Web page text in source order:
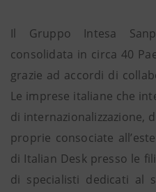
Il Gruppo Intesa
consolidata in circa 40
grazie ad accordi di
Le imprese italiane che
di internazionalizzazione,
proprie consociate
di Italian Desk presso le
di specialisti dedicati al